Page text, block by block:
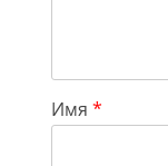
Имя *